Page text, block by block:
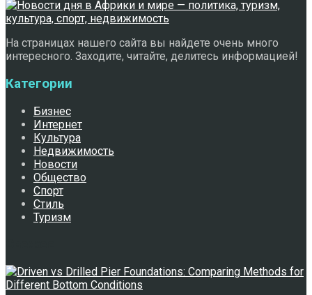
На страницах нашего сайта вы найдете очень много
интересного. Заходите, читайте, делитесь информацией!
Категории
Бизнес
Интернет
Культура
Недвижимость
Новости
Общество
Спорт
Стиль
Туризм